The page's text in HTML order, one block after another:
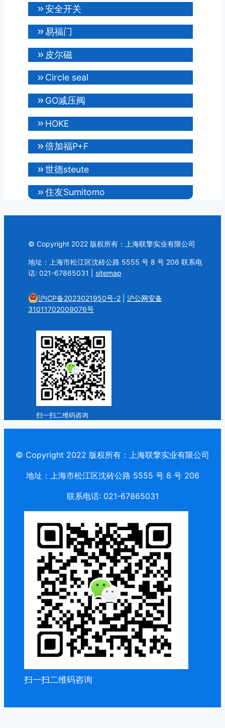
安全开关
易福门
皮尔磁
Circle seal
GO减压阀
HOKE
倍加福P+F
世德steute
住友Sumitomo
© Copyright 2022 版权所有：上海联擎实业有限公司
地址：上海市松江区沈砖公路 5555 号 8 号 206 联系电
话: 021-67865031 | sitemap
沪ICP备2023021950号-2
沪公网安备
31011702009076号
扫一扫二维码咨询
© Copyright 2022 版权所有：上海联擎实业有限公司
地址：上海市松江区沈砖公路 5555 号 8 号 206
联系电话: 021-67865031
扫一扫二维码咨询